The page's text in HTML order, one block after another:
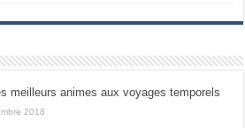
meilleurs animes aux voyages temporels
2018